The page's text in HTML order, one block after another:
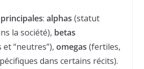
: alphas (statut
la société), betas
“neutres”), omegas (fertiles,
dans certains récits).